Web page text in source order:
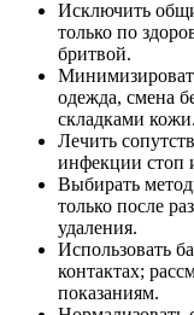
Исключить
только по
бритвой.
одежда, смена
складками кожи.
Лечить
инфекции стоп
Выбирать
только после
удаления.
Использовать
контактах;
показаниям.